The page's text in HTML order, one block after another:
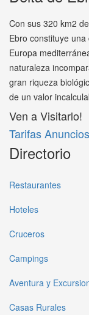
Con sus 320 km2
Ebro constituye
Europa
naturaleza
gran riqueza
de un valor
Ven a Visitarlo!
Tarifas Anuncios
Directorio
Restaurantes
Hoteles
Cruceros
Campings
Aventura y
Casas Rurales